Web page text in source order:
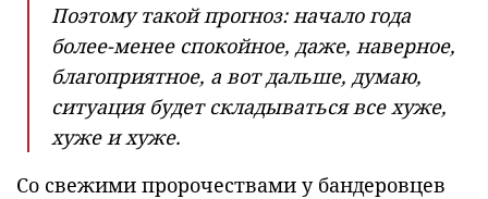
Поэтому такой прогноз: начало года
более-менее спокойное, даже, наверное,
благоприятное, а вот дальше, думаю,
ситуация будет складываться все хуже,
хуже и хуже.
Со свежими пророчествами у бандеровцев